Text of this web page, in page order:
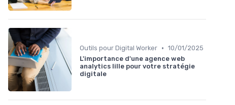
Outils pour Digital Worker • 10/01/2025
L'importance d'une agence web
analytics lille pour votre stratégie
digitale